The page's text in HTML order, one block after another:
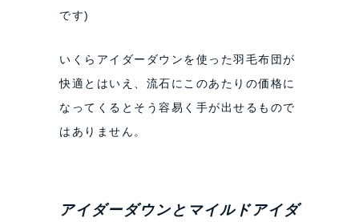
です)
いくらアイダーダウンを使った羽毛布団が
快適とはいえ、流石にこのあたりの価格に
なってくるとそう容易く手が出せるもので
はありません。
アイダーダウンとマイルドアイダ